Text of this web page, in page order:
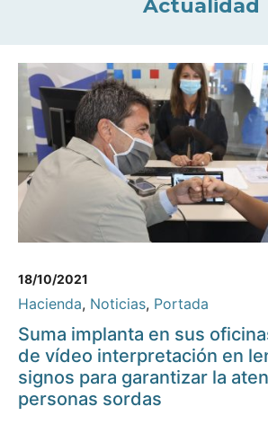
Actualidad
18/10/2021
Hacienda, Noticias, Portada
Suma implanta en sus
de vídeo interpretación en
signos para garantizar la
personas sordas